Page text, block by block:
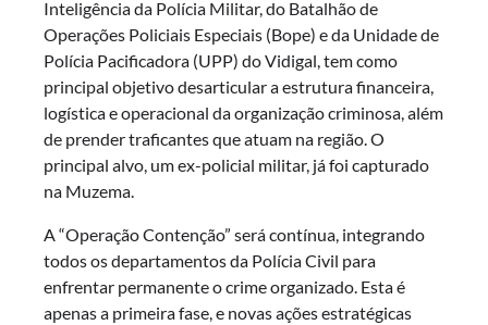
Inteligência da Polícia Militar, do Batalhão de
Operações Policiais Especiais (Bope) e da Unidade de
Polícia Pacificadora (UPP) do Vidigal, tem como
principal objetivo desarticular a estrutura financeira,
logística e operacional da organização criminosa, além
de prender traficantes que atuam na região. O
principal alvo, um ex-policial militar, já foi capturado
na Muzema.
A “Operação Contenção” será contínua, integrando
todos os departamentos da Polícia Civil para
enfrentar permanente o crime organizado. Esta é
apenas a primeira fase, e novas ações estratégicas